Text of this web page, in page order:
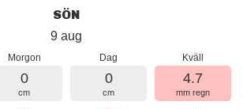
SÖN
9 aug
Morgon
0
cm
Dag
0
cm
Kväll
4.7
mm regn